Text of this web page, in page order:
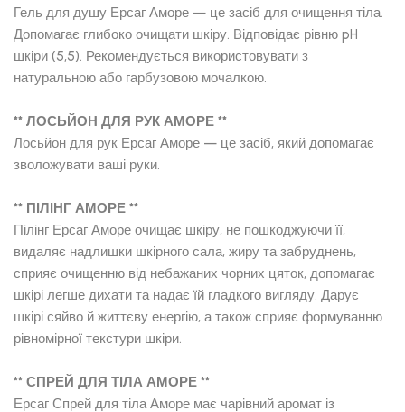
Гель для душу Ерсаг Аморе — це засіб для очищення тіла.
Допомагає глибоко очищати шкіру. Відповідає рівню pH
шкіри (5,5). Рекомендується використовувати з
натуральною або гарбузовою мочалкою.
** ЛОСЬЙОН ДЛЯ РУК АМОРЕ **
Лосьйон для рук Ерсаг Аморе — це засіб, який допомагає
зволожувати ваші руки.
** ПІЛІНГ АМОРЕ **
Пілінг Ерсаг Аморе очищає шкіру, не пошкоджуючи її,
видаляє надлишки шкірного сала, жиру та забруднень,
сприяє очищенню від небажаних чорних цяток, допомагає
шкірі легше дихати та надає їй гладкого вигляду. Дарує
шкірі сяйво й життєву енергію, а також сприяє формуванню
рівномірної текстури шкіри.
** СПРЕЙ ДЛЯ ТІЛА АМОРЕ **
Ерсаг Спрей для тіла Аморе має чарівний аромат із